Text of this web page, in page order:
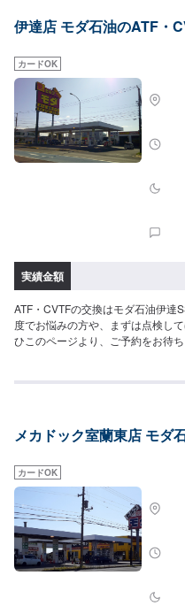
伊達店 モダ石油のATF・
カードOK
実績金額
ATF・CVTFの交換はモダ石油伊達
度でお悩みの方や、まずは点検し
ひこのページより、ご予約をお待
メカドック室蘭東店 モダ
カードOK